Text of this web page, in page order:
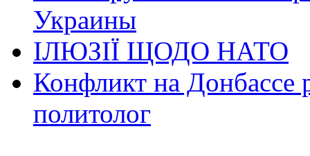
Украины
ІЛЮЗІЇ ЩОДО НАТО
Конфликт на Донбассе
политолог